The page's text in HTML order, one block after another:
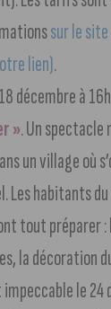
sur le
lien).
décembre à
». Un spectacle
un village où
Les habitants
tout préparer
la décoration
le 24